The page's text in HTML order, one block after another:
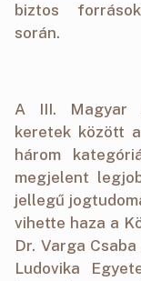
biztos
során.
A III. Magyar
keretek között
három
megjelent
jellegű
vihette haza a
Dr. Varga
Ludovika